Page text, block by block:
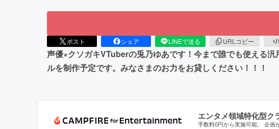
ポスト シェア LINEで送る URLコピー
声優×クソガキVTuberの兎乃ゆあです！今まで誰でも使える
ルを制作予定です。みなさまのお力をお貸しください！！！
エンタメ領域特化型ク
手数料0円から実施可能。 企画